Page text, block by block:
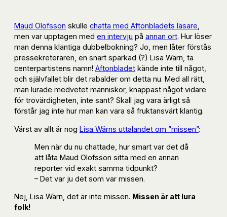
Maud Olofsson skulle chatta med Aftonbladets läsare
men var upptagen med en intervju på annan ort. Hur löser
man denna klantiga dubbelbokning? Jo, men låter förstås
pressekreteraren, en snart sparkad (?) Lisa Wärn, ta
centerpartistens namn! Aftonbladet kände inte till något,
och självfallet blir det rabalder om detta nu. Med all rätt,
man lurade medvetet människor, knappast något vidare
för trovärdigheten, inte sant? Skall jag vara ärligt så
förstår jag inte hur man kan vara så fruktansvärt klantig.
Värst av allt är nog Lisa Wärns uttalandet om ”missen”:
Men när du nu chattade, hur smart var det då
att låta Maud Olofsson sitta med en annan
reporter vid exakt samma tidpunkt?
– Det var ju det som var missen.
Nej, Lisa Wärn, det är inte missen. Missen är att lura
folk!